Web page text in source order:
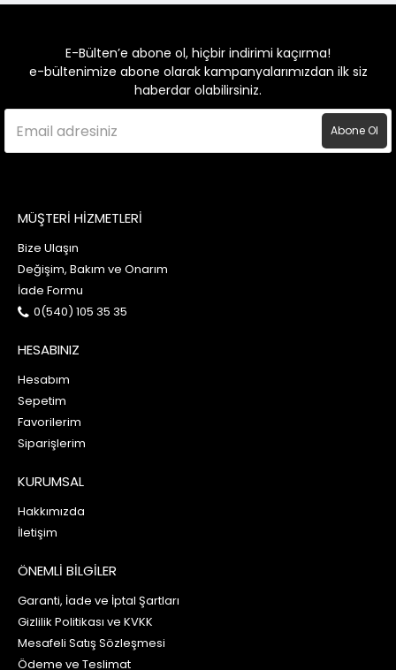
E-Bülten’e abone ol, hiçbir indirimi kaçırma!
e-bültenimize abone olarak kampanyalarımızdan ilk siz
haberdar olabilirsiniz.
Abone Ol
MÜŞTERİ HİZMETLERİ
Bize Ulaşın
Değişim, Bakım ve Onarım
İade Formu
0(540) 105 35 35
HESABINIZ
Hesabım
Sepetim
Favorilerim
Siparişlerim
KURUMSAL
Hakkımızda
İletişim
ÖNEMLİ BİLGİLER
Garanti, İade ve İptal Şartları
Gizlilik Politikası ve KVKK
Mesafeli Satış Sözleşmesi
Ödeme ve Teslimat